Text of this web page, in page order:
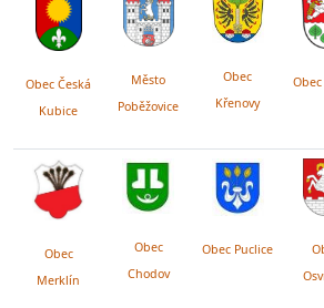
Obec Česká
Kubice
Město
Poběžovice
Obec
Křenovy
Obec
Merklín
Obec
Chodov
Obec Puclice